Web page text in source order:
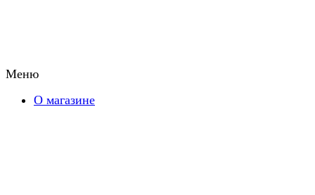
Меню
О магазине